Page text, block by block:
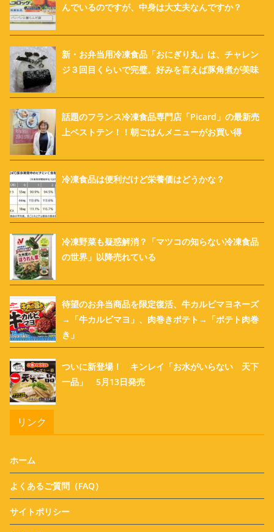
んでいるのですが、中身は大丈夫なんですか？
新・お弁当用冷凍食品「おにぎり丸」は、チャレン
ジ３回目くらいで完璧。好みを言えば豚角煮が美味
話題のフランス冷凍食品専門店「Picard」の最新売
上ベストテン！！朝ごはんメニューがお買い得
冷凍食品は便利だけど栄養価はどうかな？
冷凍野菜も疑惑解消？「マツコの知らない冷凍食品
の世界」以降売れている
待望のお弁当商品を限定復活、牛カルビマヨネーズ
→「牛カルビマヨ」、肉巻きポテト→「ポテト肉巻
き」
ついに新登場！ キンレイ「お水がいらない 天下
一品」 5月13日発売
リンク
ホーム
よくあるご質問（FAQ）
サイトポリシー